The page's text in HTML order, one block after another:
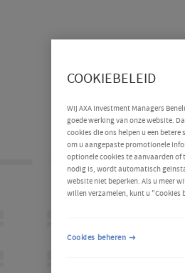
COOKIEBELEID
Wij AXA Investment Managers
goede werking van onze website.
cookies die ons helpen u een
om u aangepaste promotionele
optionele cookies te aanvaarden of
nodig is, wordt automatisch
website niet beperken. Als u meer
willen verzamelen, kunt u "Cookies
Cookies beheren